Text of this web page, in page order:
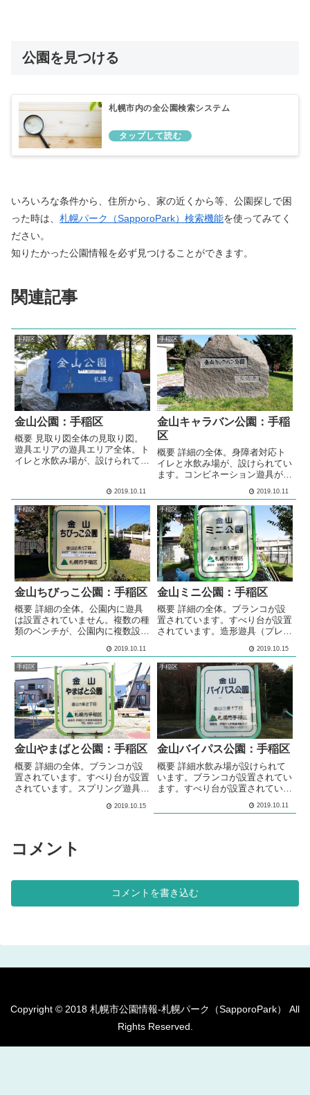
公園を見つける
札幌市内の全公園検索システム
いろいろな条件から、住所から、家の近くから等、公園探しで困
った時は、 札幌パーク（SapporoPark）検索機能を使ってみてく
ださい。
知りたかった公園情報を必ず見つけることができます。
関連記事
手稲区
金山公園：手稲区
概要 見取り図全体の見取り図。
遊具エリアの遊具エリア全体。ト
イレと水飲み場が、設けられてい
どの高さの傾斜が作られていま
す。冬には、ソリ遊びやスキー遊
びができる雪山になります。シェ
ルター型のあずま屋が、設けられ
ています。ベンチが設置されてい
ます。 多目的広場の多目的広場
全体。芝による多目的な利用が出
来る広場が設けられています。広
場には、...
2019.10.11
手稲区
金山キャラバン公園：手稲
区
概要 詳細の全体。身障者対応ト
イレと水飲み場が、設けられてい
ます。コンビネーション遊具が設
ン遊具が設置されています。ブラ
ンコが設置されています。ターザ
ンロープ遊具が設置されていま
す。左右にスライドするスプリン
グ遊具が設置されています。砂場
が設けられています。多目的な利
用が出来る広場が設けられていま
す。広場には、なだらかな傾斜が
作られています。冬には、傾斜を
利用した雪山...
2019.10.11
手稲区
金山ちびっこ公園：手稲区
概要 詳細の全体。公園内に遊具
は設置されていません。複数の種
類のベンチが、公園内に複数設置
宅街の中にある、公園です。公園
内に遊具は設置されていません。
ベンチのみ設置されています。
基本情報郵便番号〒006-0042住
所北海道札幌市手稲区金山２条１
丁目４管理問い合わせ
2019.10.11
手稲区
金山ミニ公園：手稲区
概要 詳細の全体。ブランコが設
置されています。すべり台が設置
されています。造形遊具（プレイ
ます。砂場が設けられています。
メモ手稲区の住宅街の中にある、
公園です。 基本情報郵便番号〒
006-0041住所北海道札幌市手稲
区金山１条１丁目１２−２７管理
問い合わせ
2019.10.15
手稲区
金山やまばと公園：手稲区
概要 詳細の全体。ブランコが設
置されています。すべり台が設置
されています。スプリング遊具が
されています。 メモ手稲区の住
北海道札幌市手稲区金山１条２丁
目４管理問い合わせ
2019.10.15
手稲区
金山バイパス公園：手稲区
概要 詳細水飲み場が設けられて
います。ブランコが設置されてい
ます。すべり台が設置されていま
す。4段階の高さの鉄棒が設置さ
稲区の住宅街の中にある、公園で
す。水飲み場が設けられていま
2019.10.11
コメント
コメントを書き込む
Copyright © 2018 札幌市公園情報-札幌パーク（SapporoPark） All
Rights Reserved.